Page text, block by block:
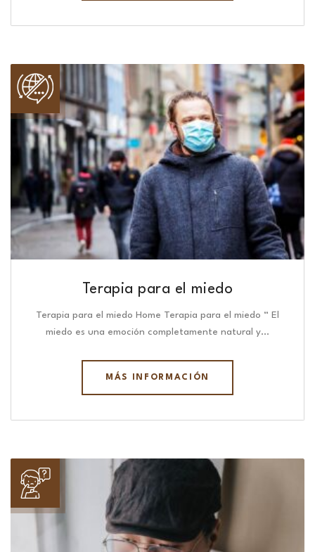
Terapia para el miedo
Terapia para el miedo Home Terapia para el miedo “ El
miedo es una emoción completamente natural y…
MÁS INFORMACIÓN